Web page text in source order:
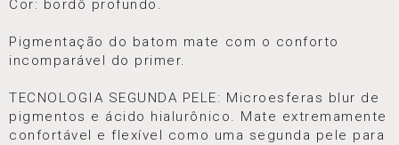
Cor: bordô profundo.
Pigmentação do batom mate com o conforto
incomparável do primer.
TECNOLOGIA SEGUNDA PELE: Microesferas blur de
pigmentos e ácido hialurônico. Mate extremamente
confortável e flexível como uma segunda pele para